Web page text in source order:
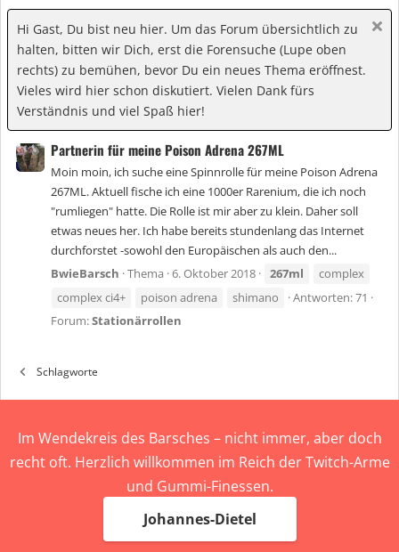
Hi Gast, Du bist neu hier. Um das Forum übersichtlich zu
halten, bitten wir Dich, erst die Forensuche (Lupe oben
rechts) zu bemühen, bevor Du ein neues Thema eröffnest.
Vieles wird hier schon diskutiert. Vielen Dank fürs
Verständnis und viel Spaß hier!
Partnerin für meine Poison Adrena 267ML
Moin moin, ich suche eine Spinnrolle für meine Poison Adrena
267ML. Aktuell fische ich eine 1000er Rarenium, die ich noch
"rumliegen" hatte. Die Rolle ist mir aber zu klein. Daher soll
etwas neues her. Ich habe bereits stundenlang das Internet
durchforstet -sowohl den Europäischen als auch den...
BwieBarsch Thema 6. Oktober 2018 267ml
complex
complex ci4+
poison adrena shimano
Antworten: 71
Forum:Stationärrollen
Schlagworte
Im Wendekreis des Barsches – nicht immer, aber doch
recht oft. Herzlich willkommen im Reich der Twitch-Arme
und Gummi-Finessen.
Johannes-Dietel